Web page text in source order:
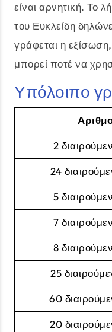
είναι αρνητική. Το
του Ευκλείδη
γράφεται η
μπορεί ποτέ να
Υπόλοιπο
2
24
5
7
8
25
60
20